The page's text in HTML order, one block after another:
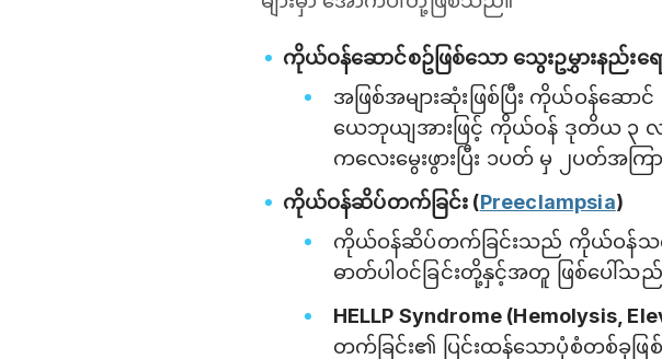
ကိုယ်ဝန်ဆောင်စဥ်ဖြစ်သော သွေးဥမွှားနည်းရေ
အဖြစ်အများဆုံးဖြစ်ပြီး ကိုယ်ဝန်ဆေ
ယေဘုယျအားဖြင့် ကိုယ်ဝန် ဒုတိယ ၃
ကလေးမွေးဖွားပြီး ၁ပတ် မှ ၂ပတ်အက
ကိုယ်ဝန်ဆိပ်တက်ခြင်း (Preeclampsia)
ကိုယ်ဝန်ဆိပ်တက်ခြင်းသည် ကိုယ်ဝန်သက်
ဓာတ်ပါဝင်ခြင်းတို့နှင့်အတူ ဖြစ်ပေါ်သည်
HELLP Syndrome (Hemolysis,
တက်ခြင်း၏ ပြင်းထန်သောပုံစံတစ်ခုဖြစ်